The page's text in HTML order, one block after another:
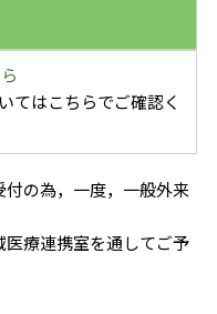
てはこちらでご確認く
付の為，一度，一般外来
医療連携室を通してご予